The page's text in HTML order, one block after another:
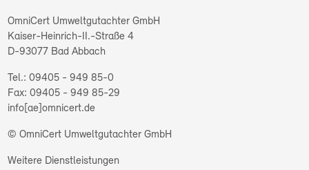
OmniCert Umweltgutachter GmbH
Kaiser-Heinrich-II.-Straße 4
D-93077 Bad Abbach
09405 - 949 85-0
09405 - 949 85-29
info[ae]omnicert.de
© OmniCert Umweltgutachter GmbH
Weitere Dienstleistungen